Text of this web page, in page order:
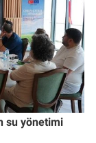
su yönetimi